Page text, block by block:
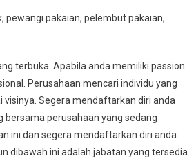
pakaian, pelembut pakaian,
terbuka. Apabila anda memiliki passion
Perusahaan mencari individu yang
Segera mendaftarkan diri anda
perusahaan yang sedang
ini dan segera mendaftarkan diri anda.
dibawah ini adalah jabatan yang tersedia